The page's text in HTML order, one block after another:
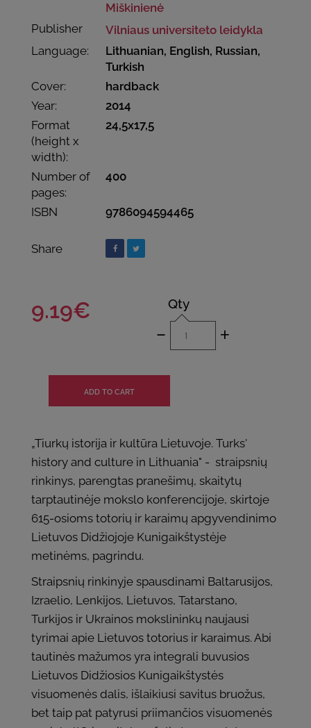
Miškinienė
Publisher
Vilniaus universiteto leidykla
Language:
Lithuanian, English, Russian,
Turkish
Cover:
hardback
Year:
2014
Format
(height x
width):
24,5x17,5
Number of
pages:
400
ISBN 9786094594465
Share
9.19€ Qty
- +
„Tiurkų istorija ir kultūra Lietuvoje. Turks'
history and culture in Lithuania" - straipsnių
rinkinys, parengtas pranešimų, skaitytų
tarptautinėje mokslo konferencijoje, skirtoje
615-osioms totorių ir karaimų apgyvendinimo
Lietuvos Didžiojoje Kunigaikštystėje
metinėms, pagrindu.
Straipsnių rinkinyje spausdinami Baltarusijos,
Izraelio, Lenkijos, Lietuvos, Tatarstano,
Turkijos ir Ukrainos mokslininkų naujausi
tyrimai apie Lietuvos totorius ir karaimus. Abi
tautinės mažumos yra integrali buvusios
Lietuvos Didžiosios Kunigaikštystės
visuomenės dalis, išlaikiusi savitus bruožus,
bet taip pat patyrusi priimančios visuomenės